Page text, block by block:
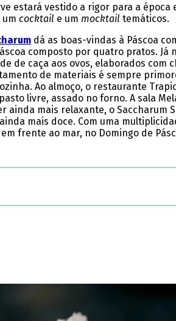
estará vestido a rigor para a
cocktail e um mocktail temáticos.
dá as boas-vindas à Páscoa
composto por quatro pratos. Já
de caça aos ovos, elaborados com
de materiais é sempre
Ao almoço, o restaurante
livre, assado no forno. A sala
ainda mais relaxante, o Saccharum
mais doce. Com uma
frente ao mar, no Domingo de